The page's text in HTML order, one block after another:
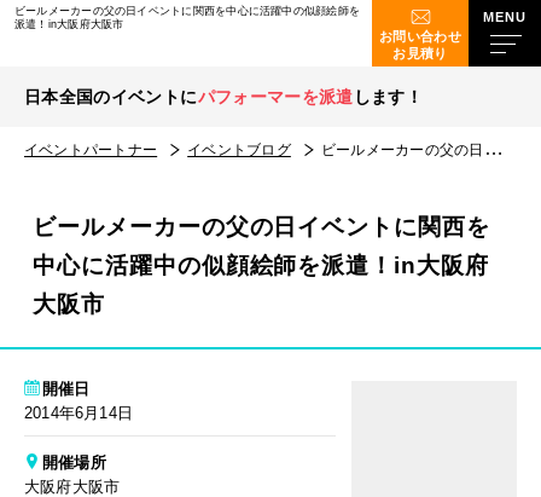
ビールメーカーの父の日イベントに関西を中心に活躍中の似顔絵師を
派遣！in大阪府大阪市
お問い合わせ
お見積り
日本全国のイベントにパフォーマーを派遣 します！
イベントパートナー イベントブログ ビールメーカーの父の日イベントに関西を中心に活躍中の似顔絵師を派遣！in大阪府大阪市
ビールメーカーの父の日イベントに関西を
中心に活躍中の似顔絵師を派遣！in大阪府
大阪市
開催日
2014年6月14日
開催場所
大阪府大阪市